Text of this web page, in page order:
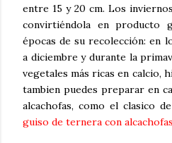
entre 15 y 20 cm. Los
convirtiéndola en producto
épocas de su recolección: en
a diciembre y durante la
vegetales más ricas en calcio,
tambien puedes preparar en
alcachofas, como el clasico de
guiso de ternera con alcachofas